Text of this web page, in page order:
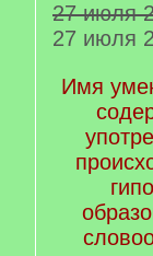
27 июля
27 июля
Имя